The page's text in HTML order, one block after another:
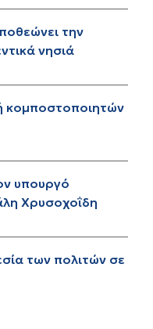
την
νησιά
κομποστοποιητών
υπουργό
Χρυσοχοΐδη
των πολιτών σε